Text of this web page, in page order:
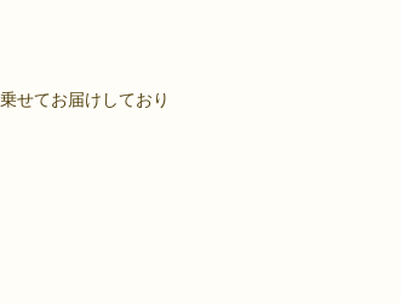
せてお届けしており